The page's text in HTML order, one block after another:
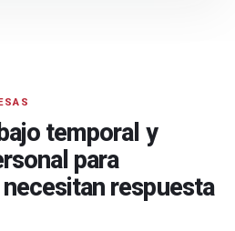
temporal y
para
respuesta